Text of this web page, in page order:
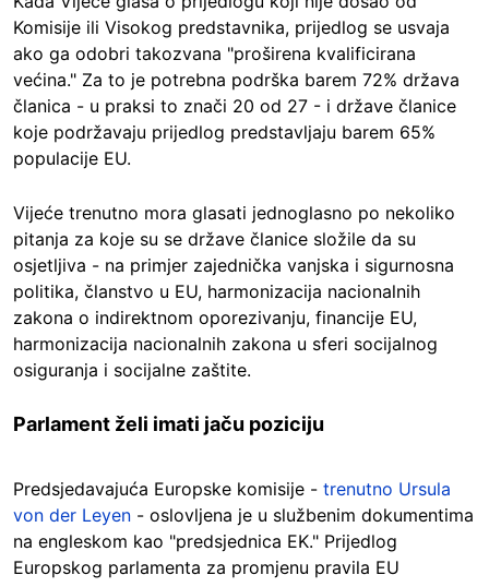
Komisije ili Visokog predstavnika, prijedlog se usvaja
ako ga odobri takozvana "proširena kvalificirana
većina." Za to je potrebna podrška barem 72% država
članica - u praksi to znači 20 od 27 - i države članice
koje podržavaju prijedlog predstavljaju barem 65%
populacije EU.
Vijeće trenutno mora glasati jednoglasno po nekoliko
pitanja za koje su se države članice složile da su
osjetljiva - na primjer zajednička vanjska i sigurnosna
politika, članstvo u EU, harmonizacija nacionalnih
zakona o indirektnom oporezivanju, financije EU,
harmonizacija nacionalnih zakona u sferi socijalnog
osiguranja i socijalne zaštite.
Parlament želi imati jaču poziciju
Predsjedavajuća Europske komisije - trenutno Ursula
von der Leyen - oslovljena je u službenim dokumentima
na engleskom kao "predsjednica EK." Prijedlog
Europskog parlamenta za promjenu pravila EU